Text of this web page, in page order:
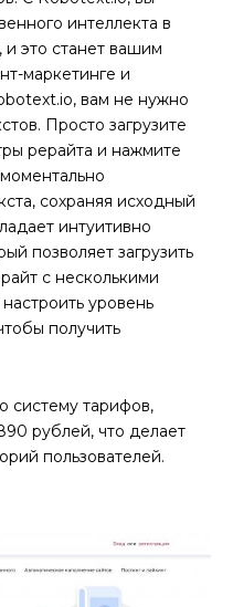
интеллекта в
и это станет вашим
маркетинге и
вам не нужно
Просто загрузите
рерайта и нажмите
сохраняя исходный
интуитивно
позволяет загрузить
с несколькими
уровень
получить
систему тарифов,
рублей, что делает
пользователей.